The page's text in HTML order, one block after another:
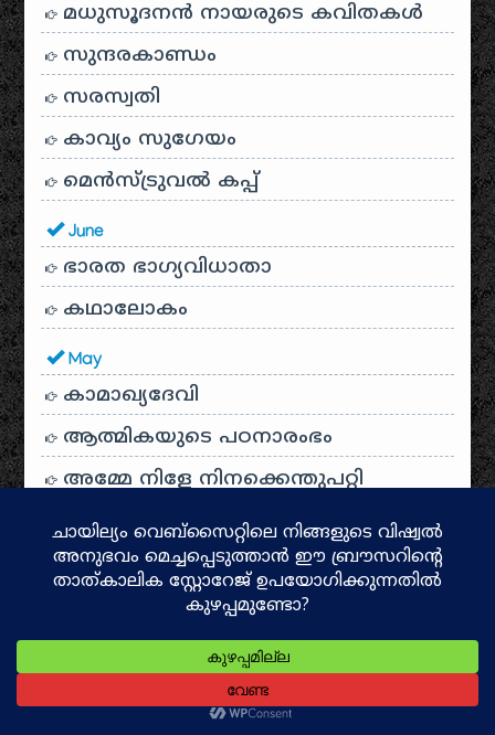
മധുസൂദനൻ നായരുടെ കവിതകൾ
സുന്ദരകാണ്ഡം
സരസ്വതി
കാവ്യം സുഗേയം
മെന്‍സ്ട്രുവല്‍ കപ്പ്
June
ഭാരത ഭാഗ്യവിധാതാ
കഥാലോകം
May
കാമാഖ്യദേവി
ആത്മികയുടെ പഠനാരംഭം
അമ്മേ നിളേ നിനക്കെന്തുപറ്റി
എന്റെ വിദ്യാലയം, ഒളപ്പമണ്ണ
ശുഭം അശുഭം
അമ്മ മലയാളം
കുമാരനാശാൻ